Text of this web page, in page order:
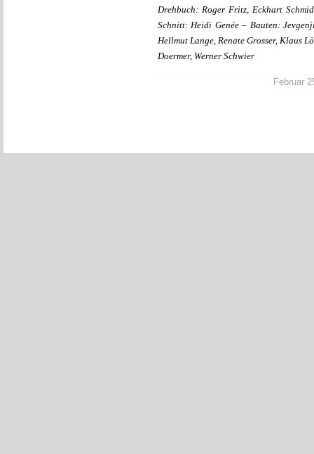
Drehbuch: Roger Fritz, Eckhart
Schnitt: Heidi Genée – Bauten:
Hellmut Lange, Renate Grosser, Klaus
Doermer, Werner Schwier
Februar